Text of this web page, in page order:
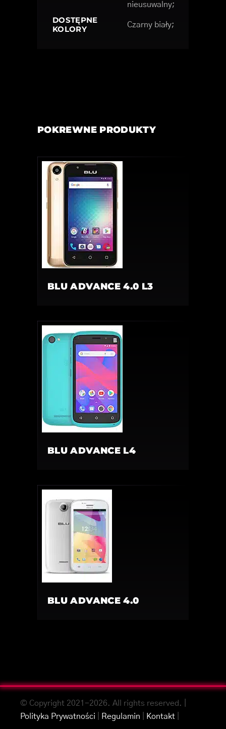
nieusuwalny;
DOSTĘPNE
KOLORY
Czarny biały;
POKREWNE PRODUKTY
BLU ADVANCE 4.0 L3
BLU ADVANCE L4
BLU ADVANCE 4.0
© Copyright 2021-2026. All rights reserved. |
Polityka Prywatności
Regulamin Kontakt